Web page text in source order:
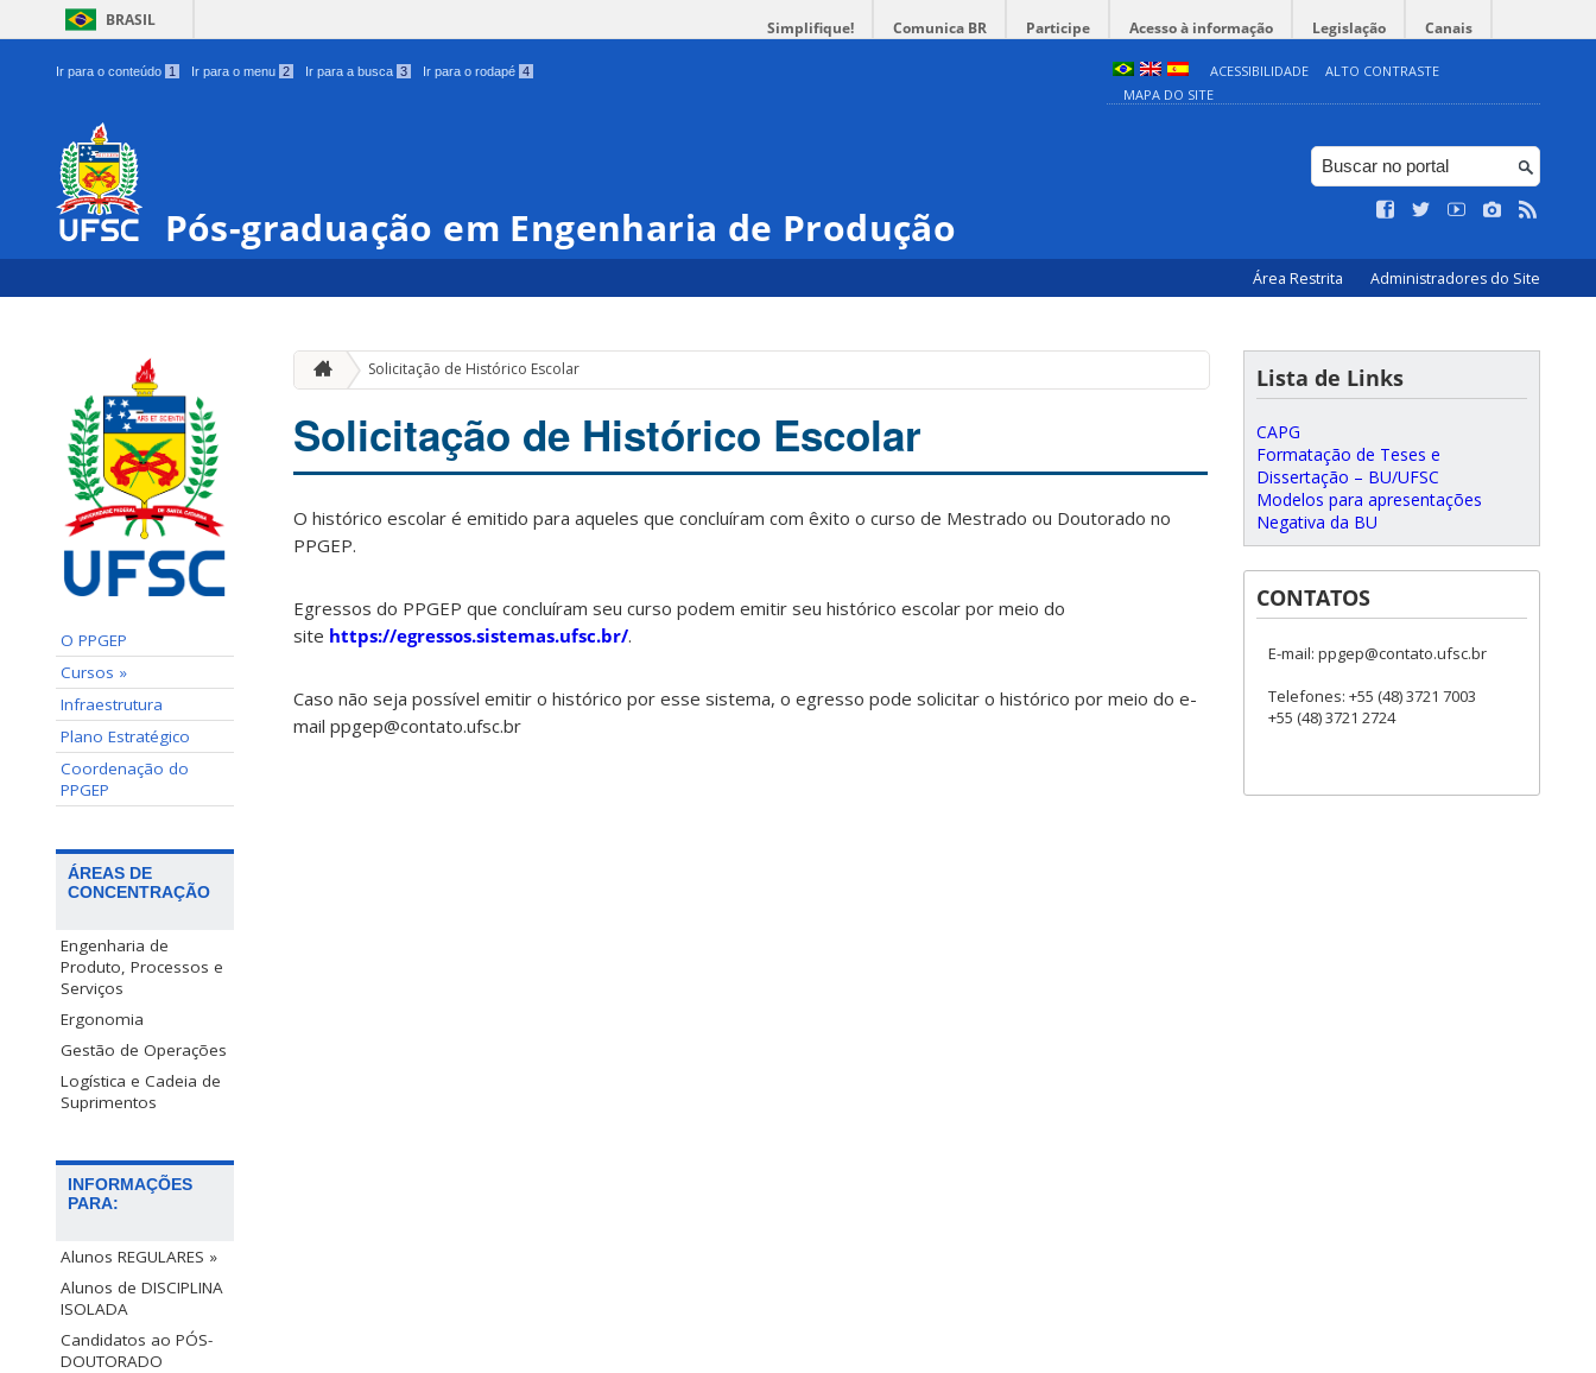
BRASIL Simplifique! Comunica BR Participe Acesso à informação Legislação Canais
Ir para o conteúdo 1 Ir para o menu 2 Ir para a busca 3 Ir para o rodapé 4 ACESSIBILIDADE
ALTO CONTRASTE
MAPA DO SITE
Pós-graduação em Engenharia de Produção
Área Restrita Administradores do Site
O PPGEP
Cursos »
Infraestrutura
Plano Estratégico
Coordenação do
PPGEP
ÁREAS DE
CONCENTRAÇÃO
Engenharia de
Produto, Processos e
Serviços
Ergonomia
Gestão de Operações
Logística e Cadeia de
Suprimentos
INFORMAÇÕES
PARA:
Alunos REGULARES »
Alunos de DISCIPLINA
ISOLADA
Candidatos ao PÓS-
DOUTORADO
Solicitação de Histórico Escolar
Solicitação de Histórico Escolar
O histórico escolar é emitido para aqueles que concluíram com êxito o curso de Mestrado ou Doutorado no
PPGEP.
Egressos do PPGEP que concluíram seu curso podem emitir seu histórico escolar por meio do
site https://egressos.sistemas.ufsc.br/.
Caso não seja possível emitir o histórico por esse sistema, o egresso pode solicitar o histórico por meio do e-
mail ppgep@contato.ufsc.br
Lista de Links
CAPG
Formatação de Teses e
Dissertação – BU/UFSC
Modelos para apresentações
Negativa da BU
CONTATOS
E-mail: ppgep@contato.ufsc.br
Telefones: +55 (48) 3721 7003
+55 (48) 3721 2724